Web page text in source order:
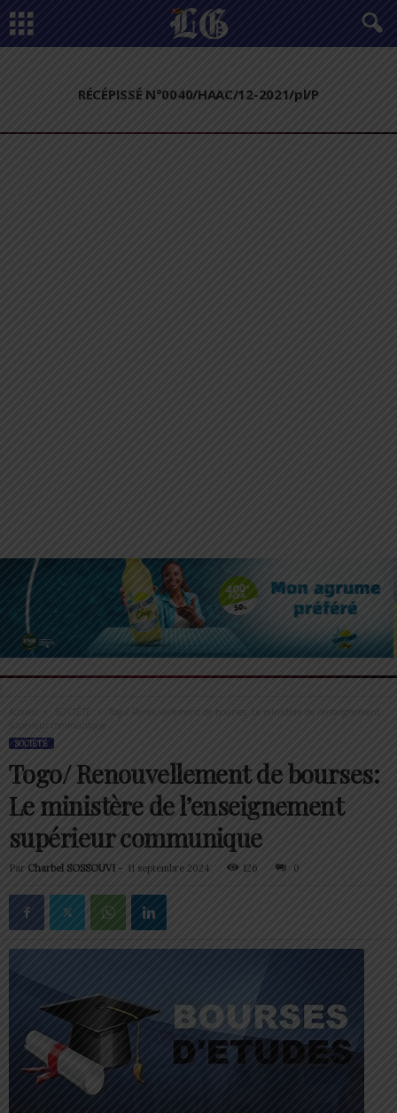
RÉCÉPISSÉ N°0040/HAAC/12-2021/pl/P
Accueil
Togo/ Renouvellement de bourses: Le ministère de l’enseignement
supérieur communique
SOCIÉTÉ
Togo/ Renouvellement de bourses:
Le ministère de l’enseignement
supérieur communique
Par Charbel SOSSOUVI - 11 septembre 2024 126 0